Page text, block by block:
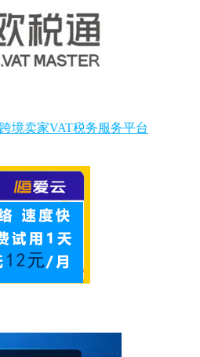
境卖家VAT税务服务平台